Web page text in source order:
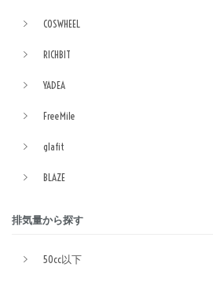
COSWHEEL
RICHBIT
YADEA
FreeMile
glafit
BLAZE
排気量から探す
50cc以下